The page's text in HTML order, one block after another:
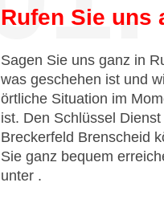
Rufen Sie uns
Sagen Sie uns ganz in
was geschehen ist und
örtliche Situation im
ist. Den Schlüssel Dienst
Breckerfeld Brenscheid
Sie ganz bequem
unter .